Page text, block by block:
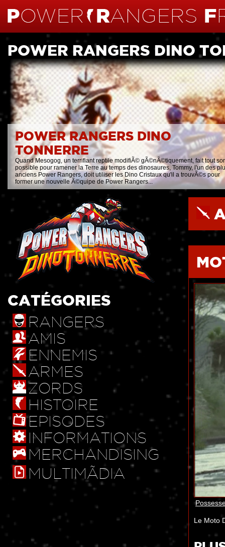
POWER RANGERS DINO
POWER RANGERS DINO
TONNERRE
Quand Mesogog, un terrifiant reptile modifiÃ© gÃ©nÃ©tiquement, fait tout
possible pour ramener la Terre au temps des dinosaures, Tommy, l'un des
anciens Power Rangers, doit utiliser les Dino Cristaux qu'il a trouvÃ©s pour
former une nouvelle Ã©quipe de Power Rangers...
CATÉGORIES
RANGERS
AMIS
ENNEMIS
ARMES
ZORDS
HISTOIRE
EPISODES
INFORMATIONS
MERCHANDISING
MULTIMÃDIA
Le Moto